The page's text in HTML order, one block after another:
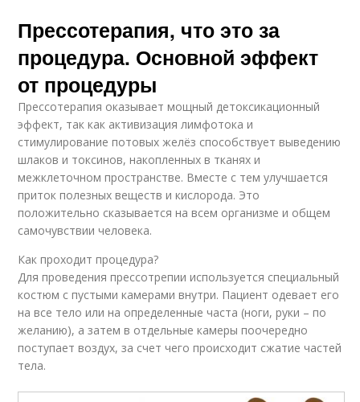
Прессотерапия, что это за
процедура. Основной эффект
от процедуры
Прессотерапия оказывает мощный детоксикационный
эффект, так как активизация лимфотока и
стимулирование потовых желёз способствует выведению
шлаков и токсинов, накопленных в тканях и
межклеточном пространстве. Вместе с тем улучшается
приток полезных веществ и кислорода. Это
положительно сказывается на всем организме и общем
самочувствии человека.
Как проходит процедура?
Для проведения прессотрепии используется специальный
костюм с пустыми камерами внутри. Пациент одевает его
на все тело или на определенные часта (ноги, руки – по
желанию), а затем в отдельные камеры поочередно
поступает воздух, за счет чего происходит сжатие частей
тела.